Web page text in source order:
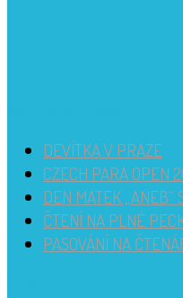
DEVÍTKA V PRAZE
CZECH PARA OPEN
DEN MATEK „ANEB“
ČTENÍ NA PLNÉ
PASOVÁNÍ NA